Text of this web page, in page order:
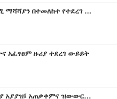
ሀገር በቀል ኢኮኖሚ ማሻሻያን በተመለከተ የተደረገ ውይይት
አፈፃፀም ዙሪያ ተደረገ ውይይት
#etv በጦር መሳሪያ አያያዝ፤ አጠቃቀምና ዝውውር ረቂቅ አዋጅ ላይ ውይይት ተደረገ፡፡